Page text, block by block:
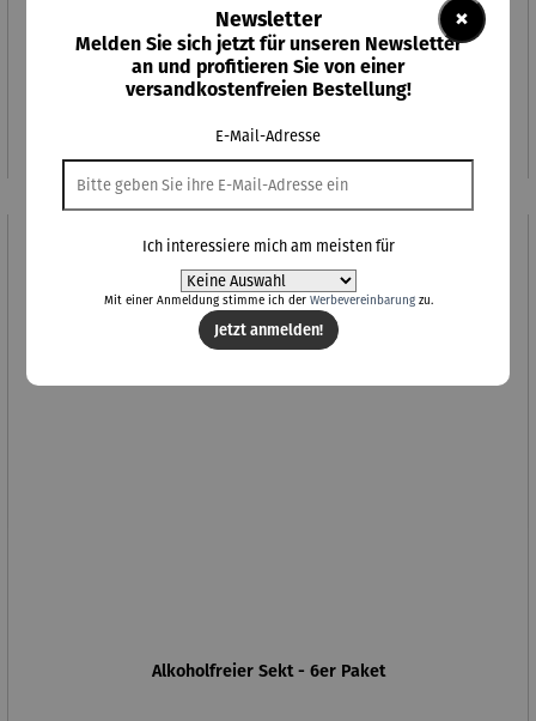
Alkoholfreier Aperitif | Hibiskus Spritz
Alkoholfreier Sekt - 6er Paket
×
Newsletter
Melden Sie sich jetzt für unseren Newsletter
an und profitieren Sie von einer
versandkostenfreien Bestellung!
E-Mail-Adresse
Ich interessiere mich am meisten für
Mit einer Anmeldung stimme ich der Werbevereinbarungzu.
Jetzt anmelden!